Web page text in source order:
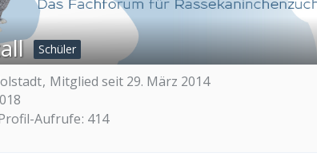
Schüler
Mitglied seit 29. März 2014
Aufrufe 414